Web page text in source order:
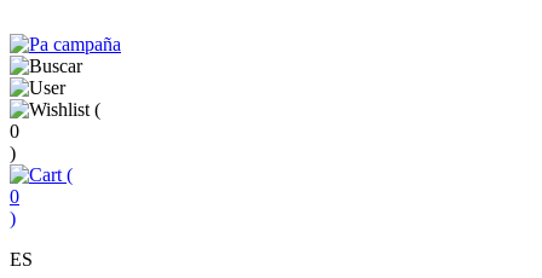
(
0
)
(
0
)
ES